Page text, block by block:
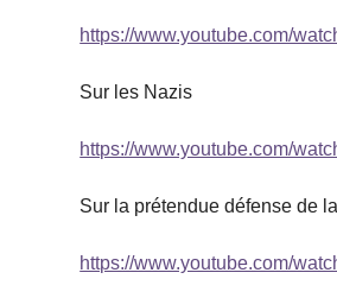
https://www.youtube.com/
Sur les Nazis
https://www.youtube.com/
Sur la prétendue défense de
https://www.youtube.com/